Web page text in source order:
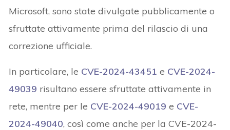
Microsoft, sono state divulgate pubblicamente o
sfruttate attivamente prima del rilascio di una
correzione ufficiale.
In particolare, le CVE-2024-43451 e CVE-2024-
49039 risultano essere sfruttate attivamente in
rete, mentre per le CVE-2024-49019 e CVE-
2024-49040, così come anche per la CVE-2024-